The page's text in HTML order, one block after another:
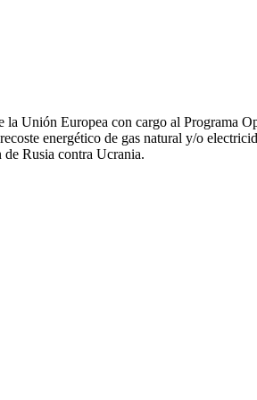
la Unión Europea con cargo al Programa
energético de gas natural y/o
Rusia contra Ucrania.